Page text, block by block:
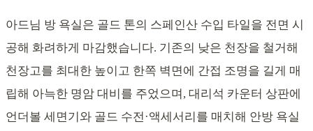
아드님 방 욕실은 골드 톤의 스페인산 수입 타일을 전면 시
공해 화려하게 마감했습니다. 기존의 낮은 천장을 철거해
천장고를 최대한 높이고 한쪽 벽면에 간접 조명을 길게 매
립해 아늑한 명암 대비를 주었으며, 대리석 카운터 상판에
언더볼 세면기와 골드 수전·액세서리를 매치해 안방 욕실